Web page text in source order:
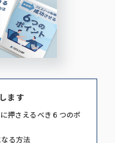
ます
押さえるべき６つのポ
る方法